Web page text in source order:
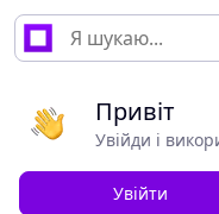
Привіт
Увійди і
Увійти